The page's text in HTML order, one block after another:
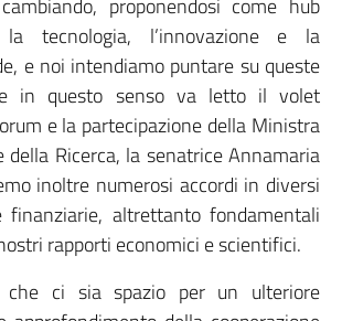
proponendosi come hub
tecnologia, l’innovazione e la
e noi intendiamo puntare su queste
in questo senso va letto il volet
e la partecipazione della Ministra
della Ricerca, la senatrice Annamaria
inoltre numerosi accordi in diversi
altrettanto fondamentali
rapporti economici e scientifici.
che ci sia spazio per un ulteriore